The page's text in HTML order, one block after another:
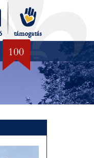
támogatás